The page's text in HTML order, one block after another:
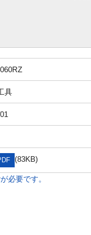
具
(83KB)
必要です。